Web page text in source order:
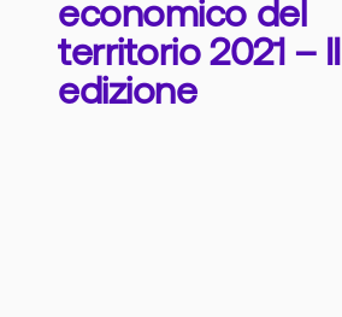
economico del
territorio 2021 – II
edizione